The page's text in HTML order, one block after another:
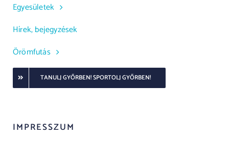
Egyesületek
Hírek, bejegyzések
Örömfutás
TANULJ GYŐRBEN! SPORTOLJ GYŐRBEN!
IMPRESSZUM